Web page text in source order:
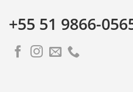
+55 51 9866-